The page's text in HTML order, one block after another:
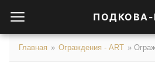
ПОДКОВА-
Главная » Ограждения - ART »